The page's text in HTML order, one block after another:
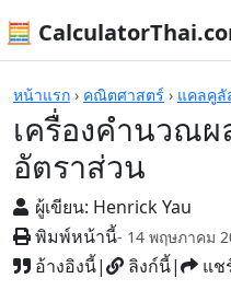
🧮
หน้าแรก › คณิตศาสตร์ › แคลคูลั
เครื่องคำนวณผ
อัตราส่วน
ผู้เขียน: Henrick Yau
พิมพ์หน้านี้- 14 พฤษภาคม
อ้างอิงนี้| ลิงก์นี้| แช
เครื่องคิดเลข